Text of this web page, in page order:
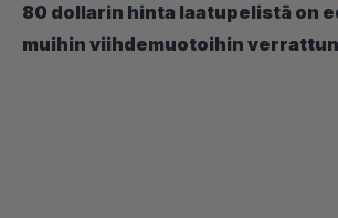
80 dollarin hinta laatupelistä on
muihin viihdemuotoihin